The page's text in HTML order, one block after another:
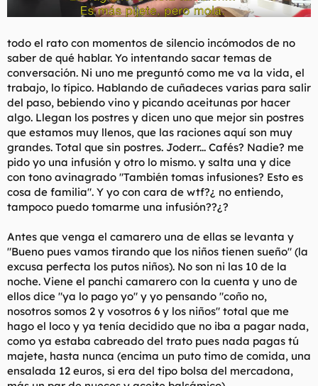
todo el rato con momentos de silencio incómodos de no
saber de qué hablar. Yo intentando sacar temas de
conversación. Ni uno me preguntó como me va la vida, el
trabajo, lo típico. Hablando de cuñadeces varias para salir
del paso, bebiendo vino y picando aceitunas por hacer
algo. Llegan los postres y dicen uno que mejor sin postres
que estamos muy llenos, que las raciones aquí son muy
grandes. Total que sin postres. Joderr... Cafés? Nadie? me
pido yo una infusión y otro lo mismo. y salta una y dice
con tono avinagrado "También tomas infusiones? Esto es
cosa de familia". Y yo con cara de wtf?¿ no entiendo,
tampoco puedo tomarme una infusión??¿?
Antes que venga el camarero una de ellas se levanta y
"Bueno pues vamos tirando que los niños tienen sueño" (la
excusa perfecta los putos niños). No son ni las 10 de la
noche. Viene el panchi camarero con la cuenta y uno de
ellos dice "ya lo pago yo" y yo pensando "coño no,
nosotros somos 2 y vosotros 6 y los niños" total que me
hago el loco y ya tenía decidido que no iba a pagar nada,
como ya estaba cabreado del trato pues nada pagas tú
majete, hasta nunca (encima un puto timo de comida, una
ensalada 12 euros, si era del tipo bolsa del mercadona,